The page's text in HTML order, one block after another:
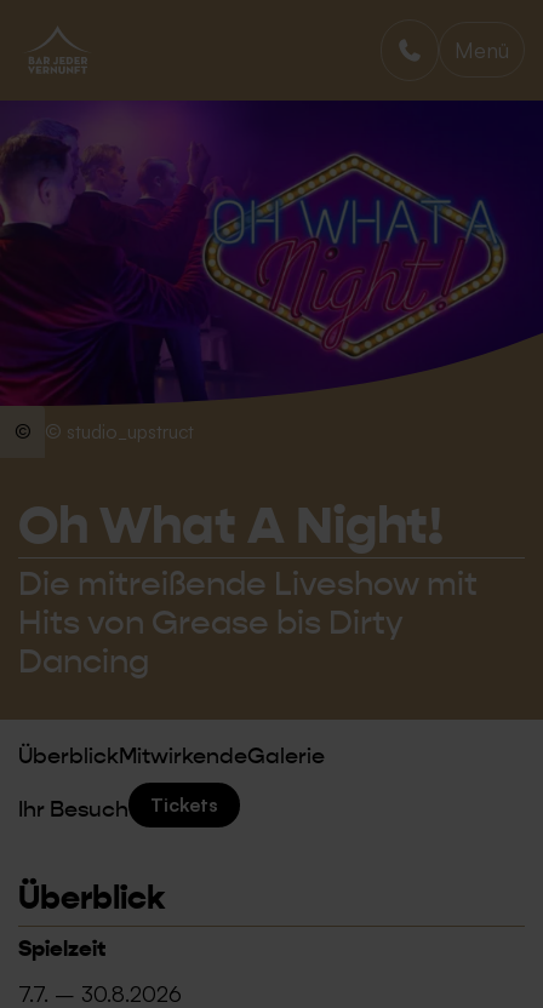
BAR JEDER VERNUNFT
Menü
© studio_upstruct
Oh What A Night!
Die mitreißende Liveshow mit
Hits von Grease bis Dirty
Dancing
ÜberblickMitwirkendeGalerie
Ihr Besuch Tickets
Überblick
Spielzeit
7.7. – 30.8.2026